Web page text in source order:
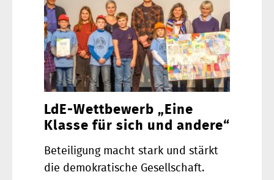
LdE-Wettbewerb „Eine
Klasse für sich und andere“
Beteiligung macht stark und stärkt
die demokratische Gesellschaft.